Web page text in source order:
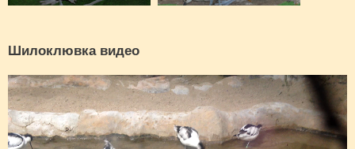
Шилоклювка видео